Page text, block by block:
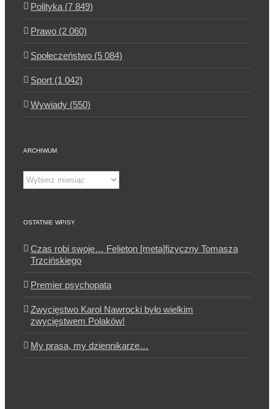
Polityka (7 849)
Prawo (2 060)
Społeczeństwo (5 084)
Sport (1 042)
Wywiady (550)
ARCHIWUM
Archiwum
OSTATNIE WPISY
Czas robi swoje… Felieton [meta]fizyczny Tomasza
Trzcińskiego
Premier psychopata
Zwycięstwo Karol Nawrocki było wielkim
zwycięstwem Polaków!
My prasa, my dziennikarze…